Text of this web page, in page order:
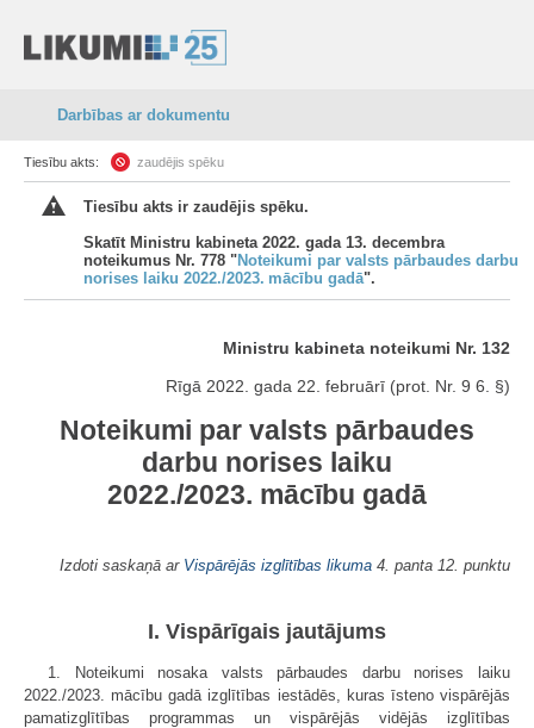
Darbības ar dokumentu
Tiesību akts: zaudējis spēku
Tiesību akts ir zaudējis spēku.
Skatīt Ministru kabineta 2022. gada 13. decembra
noteikumus Nr. 778 "Noteikumi par valsts pārbaudes darbu
norises laiku 2022./2023. mācību gadā".
Ministru kabineta noteikumi Nr. 132
Rīgā 2022. gada 22. februārī (prot. Nr. 9 6. §)
Noteikumi par valsts pārbaudes
darbu norises laiku
2022./2023. mācību gadā
Izdoti saskaņā ar Vispārējās izglītības likuma 4. panta 12. punktu
I. Vispārīgais jautājums
1. Noteikumi nosaka valsts pārbaudes darbu norises laiku
2022./2023. mācību gadā izglītības iestādēs, kuras īsteno vispārējās
pamatizglītības programmas un vispārējās vidējās izglītības